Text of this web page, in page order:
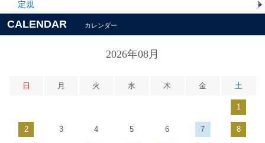
定規
CALENDAR カレンダー
2026年08月
日 月 火 水 木 金 土
1
2 3 4 5 6 7 8